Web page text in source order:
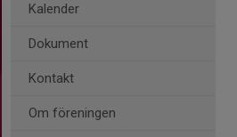
Kalender
Dokument
Kontakt
Om föreningen